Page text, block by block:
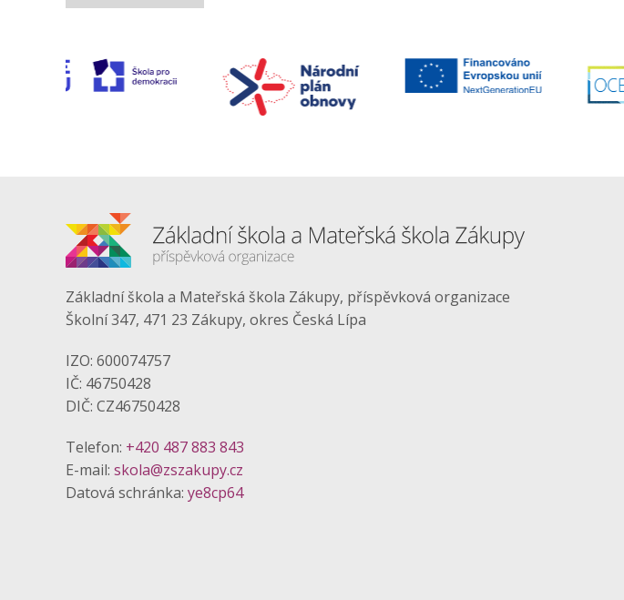
Základní škola a Mateřská škola Zákupy, příspěvková organizace
Školní 347, 471 23 Zákupy, okres Česká Lípa
IZO: 600074757
IČ: 46750428
DIČ: CZ46750428
Telefon: +420 487 883 843
E-mail: skola@zszakupy.cz
Datová schránka: ye8cp64